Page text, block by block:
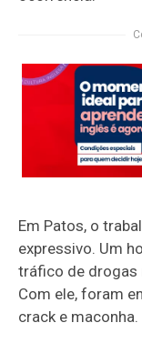
Em Patos, o
expressivo. Um
tráfico de drogas
Com ele, foram
crack e maconha.